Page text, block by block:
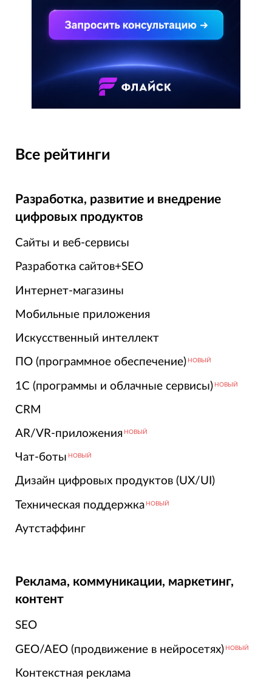
Все рейтинги
Разработка, развитие и внедрение
цифровых продуктов
Сайты и веб-сервисы
Разработка сайтов+SEO
Интернет-магазины
Мобильные приложения
Искусственный интеллект
ПО (программное обеспечение) НОВЫЙ
1С (программы и облачные сервисы) НОВЫЙ
CRM
AR/VR-приложения НОВЫЙ
Чат-боты НОВЫЙ
Дизайн цифровых продуктов (UX/UI)
Техническая поддержка НОВЫЙ
Аутстаффинг
Реклама, коммуникации, маркетинг,
контент
SEO
GEO/AEO (продвижение в нейросетях) НОВЫЙ
Контекстная реклама